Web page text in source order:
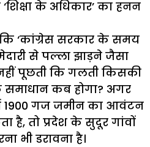
के अधिकार’ का हनन
कि ‘कांग्रेस सरकार के समय
से पल्ला झाड़ने जैसा
नहीं पूछती कि गलती किसकी
समाधान कब होगा? अगर
में 1900 गज जमीन का आवंटन
है, तो प्रदेश के सुदूर गांवों
भी डरावना है।